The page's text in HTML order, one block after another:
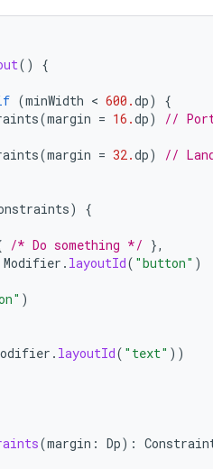
()
{
(minWidth < 600.dp)
{
(margin = 16.dp)
//
(margin = 32.dp)
//
)
{
/* Do something */ },
Modifier . layoutId( "button" )
)
. layoutId( "text" ))
(margin : Dp):